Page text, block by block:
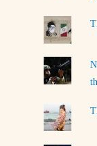
Trật tự
phải
30/07/